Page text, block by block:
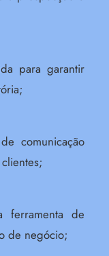
para garantir
comunicação
ferramenta de
de negócio;